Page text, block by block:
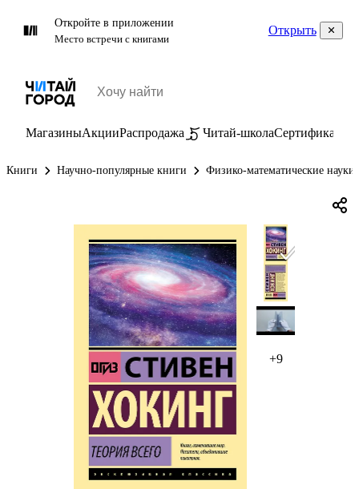
Откройте в приложении
Место встречи с книгами
Открыть
МагазиныАкцииРаспродажа Читай-школаСертификаты
Книги Научно-популярные книги Физико-математические науки
+9